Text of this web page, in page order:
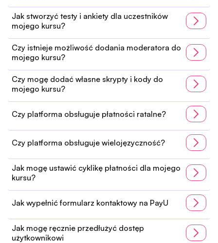
Jak stworzyć testy i ankiety dla uczestników
mojego kursu?
Czy istnieje możliwość dodania moderatora do
mojego kursu?
Czy mogę dodać własne skrypty i kody do
mojego kursu?
Czy platforma obsługuje płatności ratalne?
Czy platforma obsługuje wielojęzyczność?
Jak mogę ustawić cyklikę płatności dla mojego
kursu?
Jak wypełnić formularz kontaktowy na PayU
Jak mogę ręcznie przedłużyć dostęp
użytkownikowi